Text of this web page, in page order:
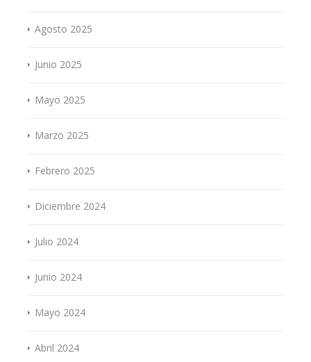
Agosto 2025
Junio 2025
Mayo 2025
Marzo 2025
Febrero 2025
Diciembre 2024
Julio 2024
Junio 2024
Mayo 2024
Abril 2024